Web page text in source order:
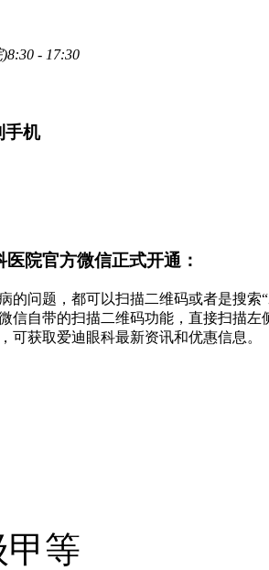
- 17:30
手机
医院官方微信正式开通：
的问题，都可以扫描二维码或者是搜索
信自带的扫描二维码功能，直接扫描左
可获取爱迪眼科最新资讯和优惠信息。
甲等